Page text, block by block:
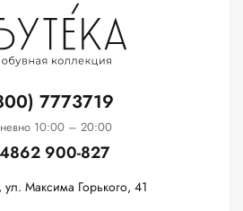
7773719
10:00 – 20:00
900-827
Максима Горького, 41